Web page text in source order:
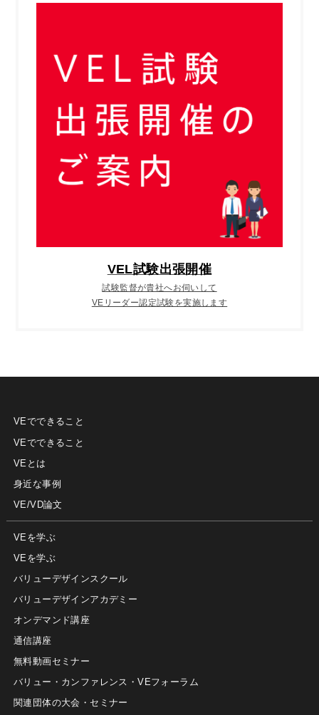
VEL試験出張開催
試験監督が貴社へお伺いして
VEリーダー認定試験を実施します
VEでできること
VEでできること
VEとは
身近な事例
VE/VD論文
VEを学ぶ
VEを学ぶ
バリューデザインスクール
バリューデザインアカデミー
オンデマンド講座
通信講座
無料動画セミナー
バリュー・カンファレンス・VEフォーラム
関連団体の大会・セミナー